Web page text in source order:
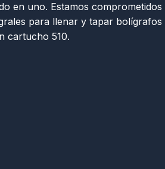
en uno. Estamos comprometidos
para llenar y tapar bolígrafos
cartucho 510.